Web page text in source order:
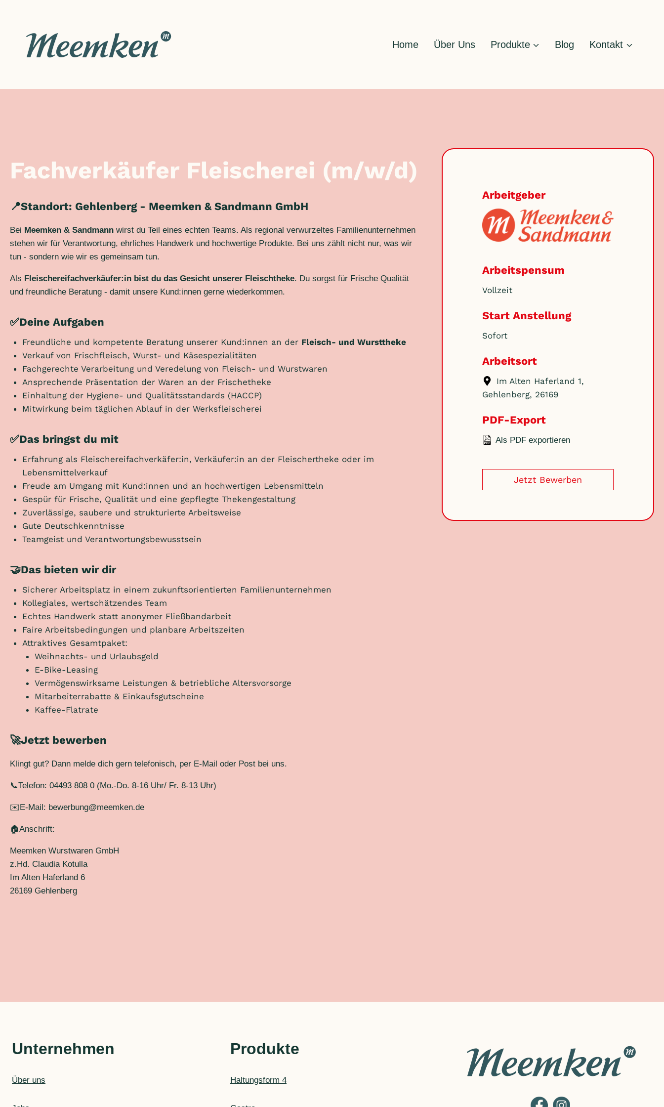
springen
Home Über Uns Produkte Blog Kontakt
Fachverkäufer Fleischerei (m/w/d)
📍Standort: Gehlenberg - Meemken & Sandmann GmbH
Bei Meemken & Sandmann wirst du Teil eines echten Teams. Als regional verwurzeltes Familienunternehmen
stehen wir für Verantwortung, ehrliches Handwerk und hochwertige Produkte. Bei uns zählt nicht nur, was wir
tun - sondern wie wir es gemeinsam tun.
Als Fleischereifachverkäufer:in bist du das Gesicht unserer Fleischtheke. Du sorgst für Frische Qualität
und freundliche Beratung - damit unsere Kund:innen gerne wiederkommen.
✅Deine Aufgaben
Freundliche und kompetente Beratung unserer Kund:innen an der Fleisch- und Wursttheke
Verkauf von Frischfleisch, Wurst- und Käsespezialitäten
Fachgerechte Verarbeitung und Veredelung von Fleisch- und Wurstwaren
Ansprechende Präsentation der Waren an der Frischetheke
Einhaltung der Hygiene- und Qualitätsstandards (HACCP)
Mitwirkung beim täglichen Ablauf in der Werksfleischerei
✅Das bringst du mit
Erfahrung als Fleischereifachverkäfer:in, Verkäufer:in an der Fleischertheke oder im
Lebensmittelverkauf
Freude am Umgang mit Kund:innen und an hochwertigen Lebensmitteln
Gespür für Frische, Qualität und eine gepflegte Thekengestaltung
Zuverlässige, saubere und strukturierte Arbeitsweise
Gute Deutschkenntnisse
Teamgeist und Verantwortungsbewusstsein
🤝Das bieten wir dir
Sicherer Arbeitsplatz in einem zukunftsorientierten Familienunternehmen
Kollegiales, wertschätzendes Team
Echtes Handwerk statt anonymer Fließbandarbeit
Faire Arbeitsbedingungen und planbare Arbeitszeiten
Attraktives Gesamtpaket:
Weihnachts- und Urlaubsgeld
E-Bike-Leasing
Vermögenswirksame Leistungen & betriebliche Altersvorsorge
Mitarbeiterrabatte & Einkaufsgutscheine
Kaffee-Flatrate
🚀Jetzt bewerben
Klingt gut? Dann melde dich gern telefonisch, per E-Mail oder Post bei uns.
📞Telefon: 04493 808 0 (Mo.-Do. 8-16 Uhr/ Fr. 8-13 Uhr)
✉️E-Mail: bewerbung@meemken.de
🏠Anschrift:
Meemken Wurstwaren GmbH
z.Hd. Claudia Kotulla
Im Alten Haferland 6
26169 Gehlenberg
Arbeitgeber
Arbeitspensum
Vollzeit
Start Anstellung
Sofort
Arbeitsort
Im Alten Haferland 1,
Gehlenberg, 26169
PDF-Export
Als PDF exportieren
Jetzt Bewerben
Unternehmen
Über uns
Produkte
Haltungsform 4